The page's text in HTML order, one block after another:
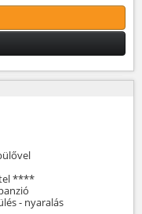
****
- nyaralás